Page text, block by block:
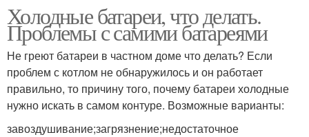
Холодные батареи, что делать.
Проблемы с самими батареями
Не греют батареи в частном доме что делать? Если
проблем с котлом не обнаружилось и он работает
правильно, то причину того, почему батареи холодные
нужно искать в самом контуре. Возможные варианты:
завоздушивание;загрязнение;недостаточное